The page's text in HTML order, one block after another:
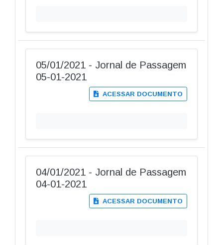
05/01/2021 - Jornal de Passagem
05-01-2021
ACESSAR DOCUMENTO
04/01/2021 - Jornal de Passagem
04-01-2021
ACESSAR DOCUMENTO